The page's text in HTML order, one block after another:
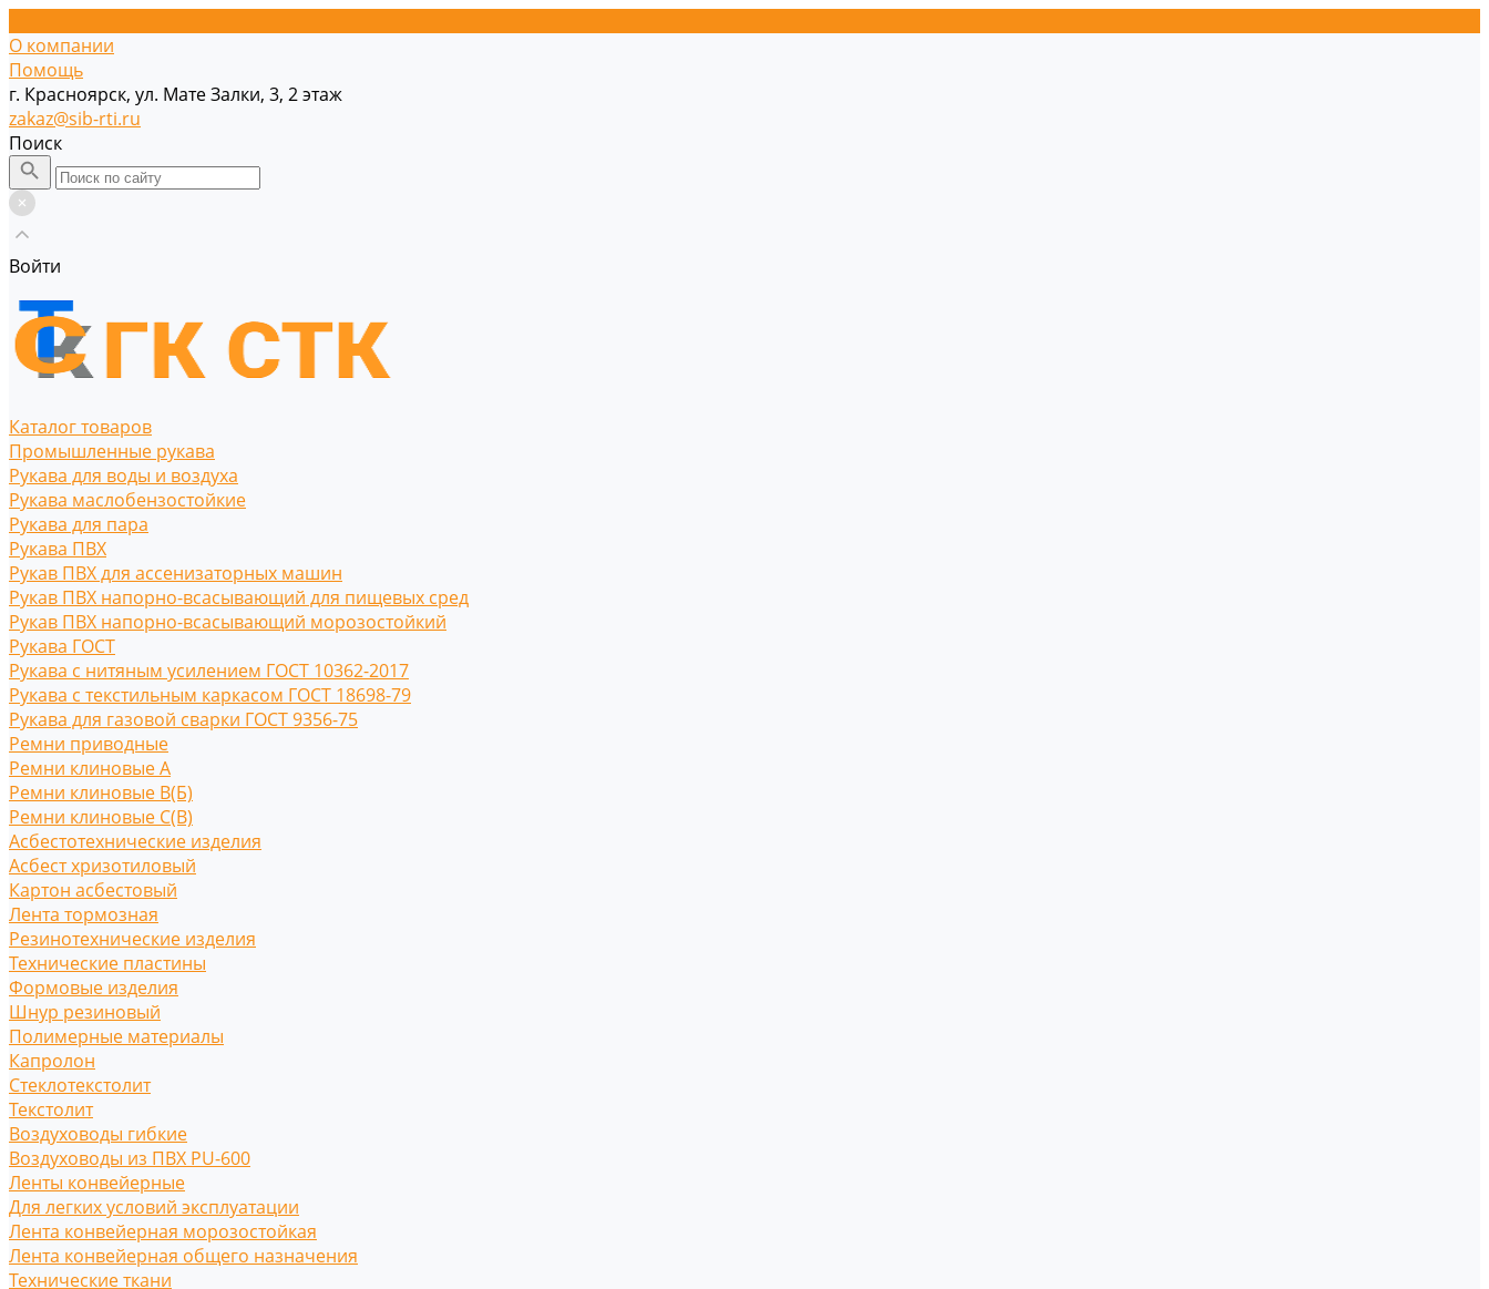
О компании
Помощь
г. Красноярск, ул. Мате Залки, 3, 2 этаж
zakaz@sib-rti.ru
Поиск
Войти
Каталог товаров
Промышленные рукава
Рукава для воды и воздуха
Рукава маслобензостойкие
Рукава для пара
Рукава ПВХ
Рукав ПВХ для ассенизаторных машин
Рукав ПВХ напорно-всасывающий для пищевых сред
Рукав ПВХ напорно-всасывающий морозостойкий
Рукава ГОСТ
Рукава с нитяным усилением ГОСТ 10362-2017
Рукава с текстильным каркасом ГОСТ 18698-79
Рукава для газовой сварки ГОСТ 9356-75
Ремни приводные
Ремни клиновые A
Ремни клиновые В(Б)
Ремни клиновые С(B)
Асбестотехнические изделия
Асбест хризотиловый
Картон асбестовый
Лента тормозная
Резинотехнические изделия
Технические пластины
Формовые изделия
Шнур резиновый
Полимерные материалы
Капролон
Стеклотекстолит
Текстолит
Воздуховоды гибкие
Воздуховоды из ПВХ PU-600
Ленты конвейерные
Для легких условий эксплуатации
Лента конвейерная морозостойкая
Лента конвейерная общего назначения
Технические ткани